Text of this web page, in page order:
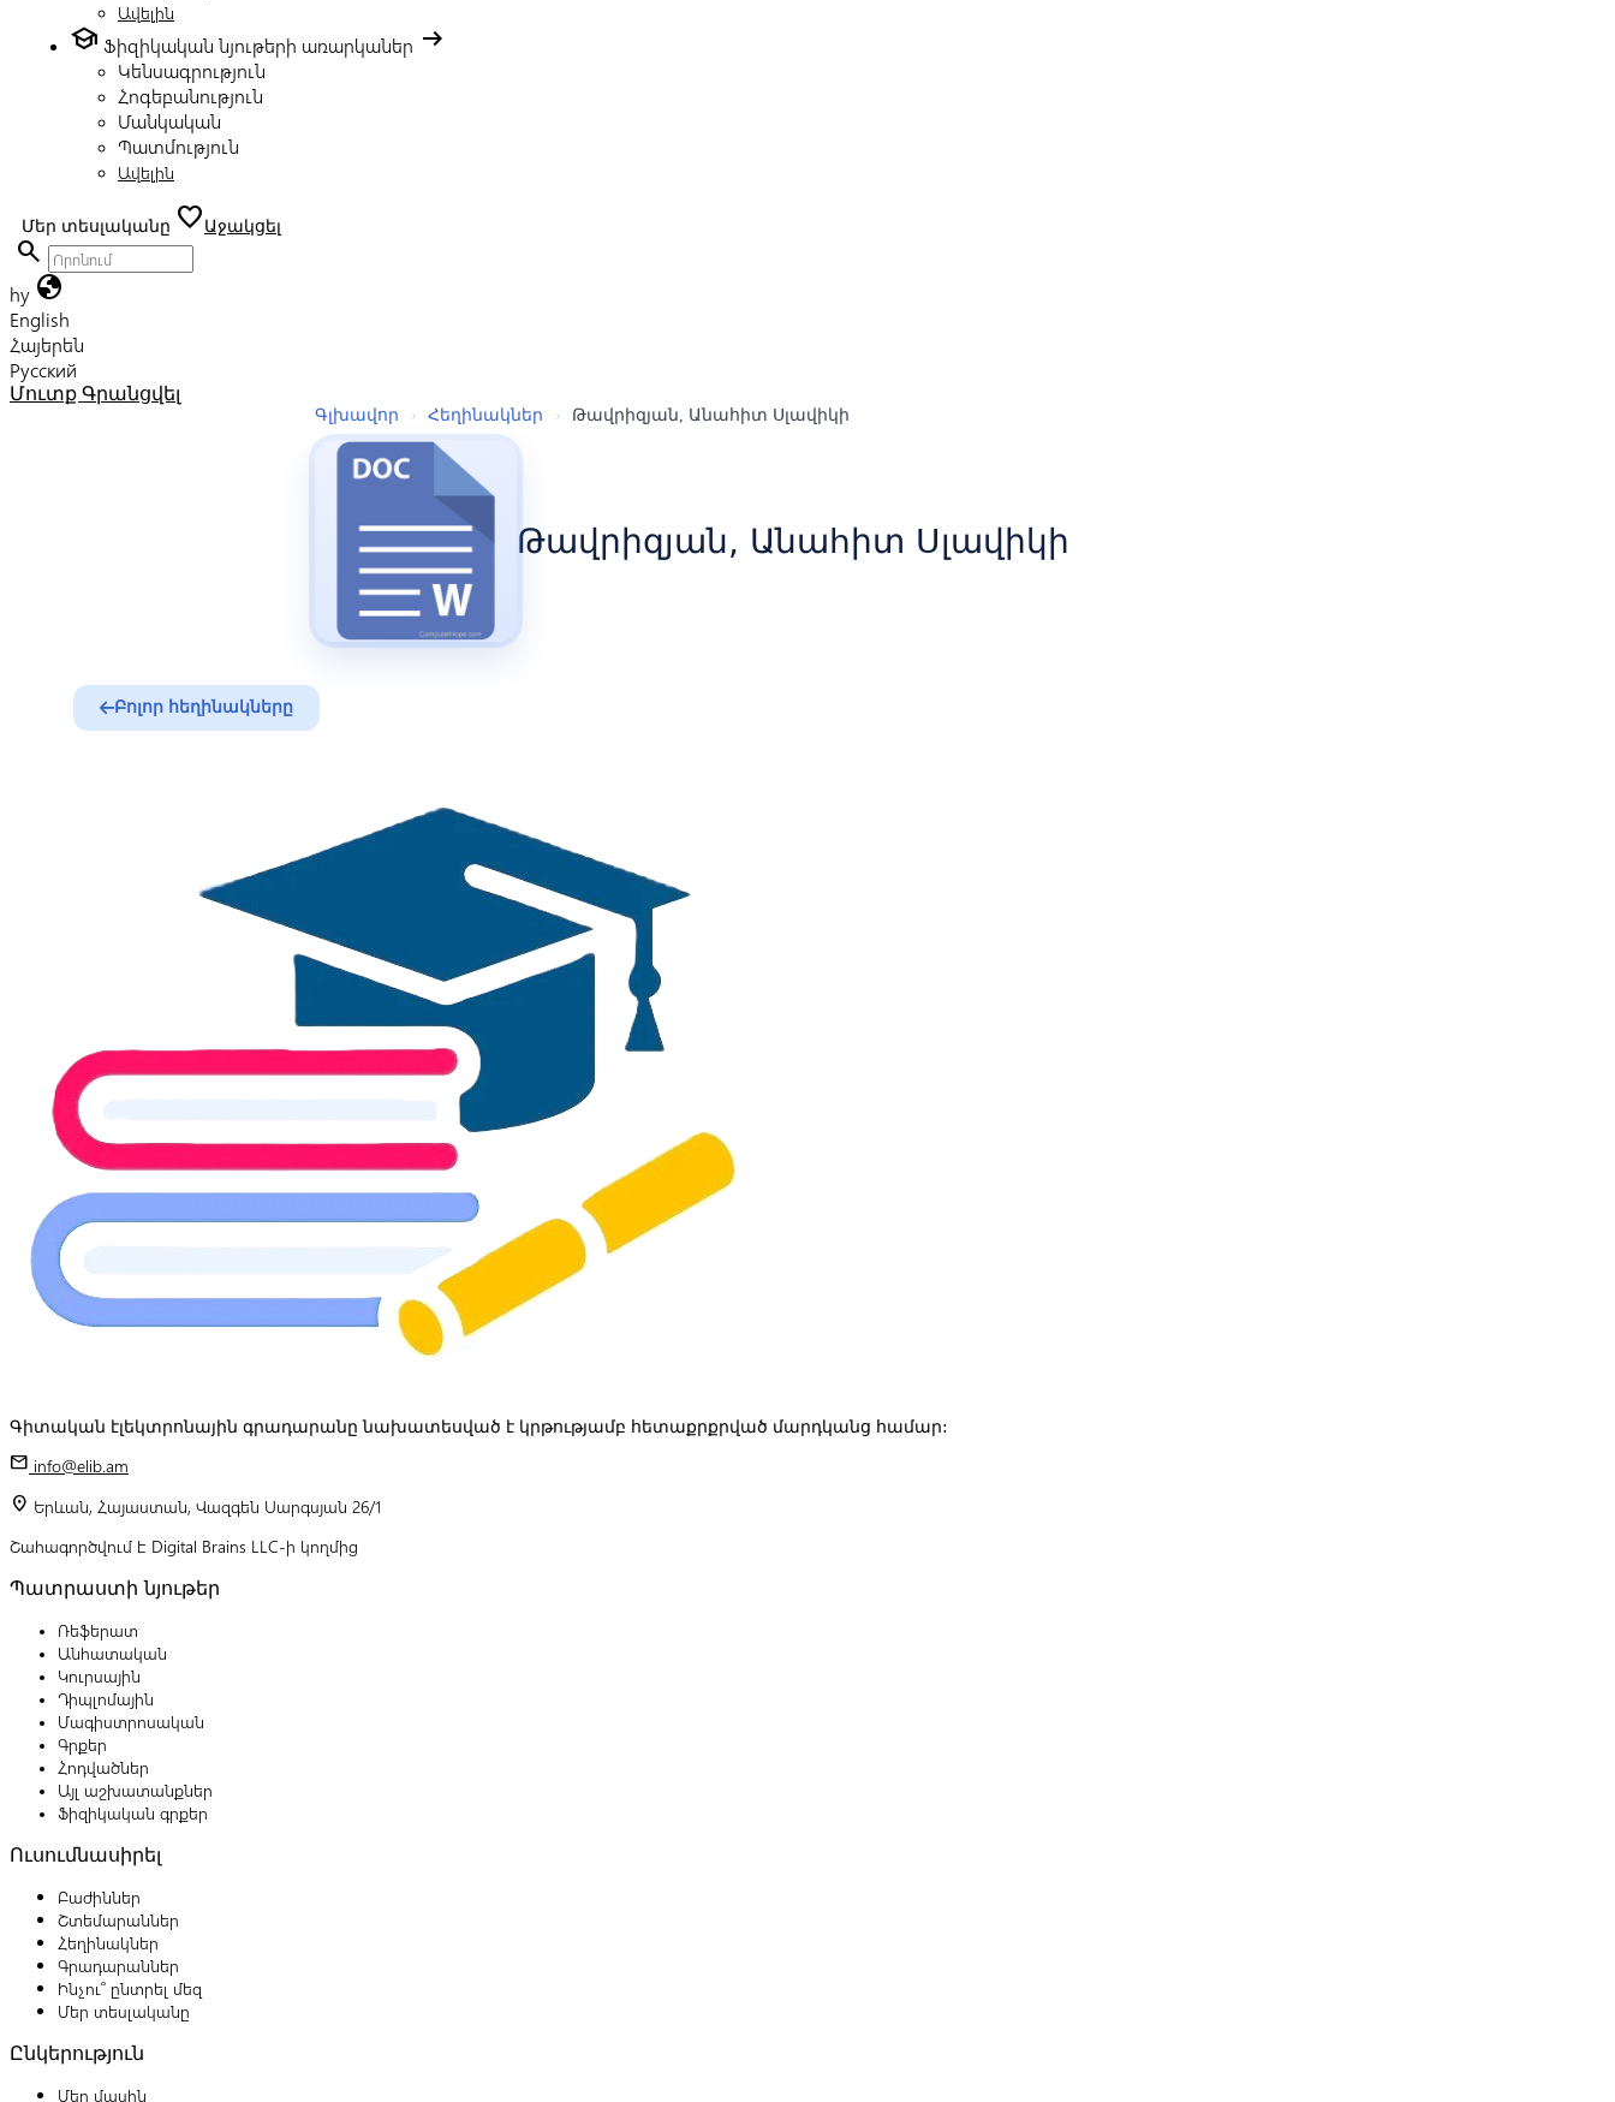
Ավելին
school Ֆիզիկական նյութերի առարկաներ arrow_right_alt
Կենսագրություն
Հոգեբանություն
Մանկական
Պատմություն
Ավելին
Մեր տեսլականը favoriteԱջակցել
search
hy globe
English
Հայերեն
Русский
Մուտք Գրանցվել
Գլխավոր › Հեղինակներ › Թավրիզյան, Անահիտ Սլավիկի
Թավրիզյան, Անահիտ Սլավիկի
Բոլոր հեղինակները
Գիտական էլեկտրոնային գրադարանը նախատեսված է կրթությամբ հետաքրքրված մարդկանց համար:
mail info@elib.am
location_on Երևան, Հայաստան, Վազգեն Սարգսյան 26/1
Շահագործվում է Digital Brains LLC-ի կողմից
Պատրաստի նյութեր
Ռեֆերատ
Անհատական
Կուրսային
Դիպլոմային
Մագիստրոսական
Գրքեր
Հոդվածներ
Այլ աշխատանքներ
Ֆիզիկական գրքեր
Ուսումնասիրել
Բաժիններ
Շտեմարաններ
Հեղինակներ
Գրադարաններ
Ինչու՞ ընտրել մեզ
Մեր տեսլականը
Ընկերություն
Մեր մասին